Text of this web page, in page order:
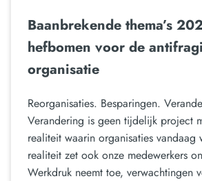
Baanbrekende thema’s
hefbomen voor de
organisatie
Reorganisaties. Besparingen.
Verandering is geen tijdelijk project
realiteit waarin organisaties vandaag
realiteit zet ook onze medewerkers
Werkdruk neemt toe, verwachtingen